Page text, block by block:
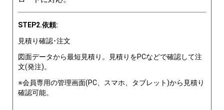
STEP2.依頼:
見積り確認･注文
図面データから最短見積り。見積りをPCなどで確認して注
文(発注)。
※会員専用の管理画面(PC、スマホ、タブレット)から見積り
確認可能。